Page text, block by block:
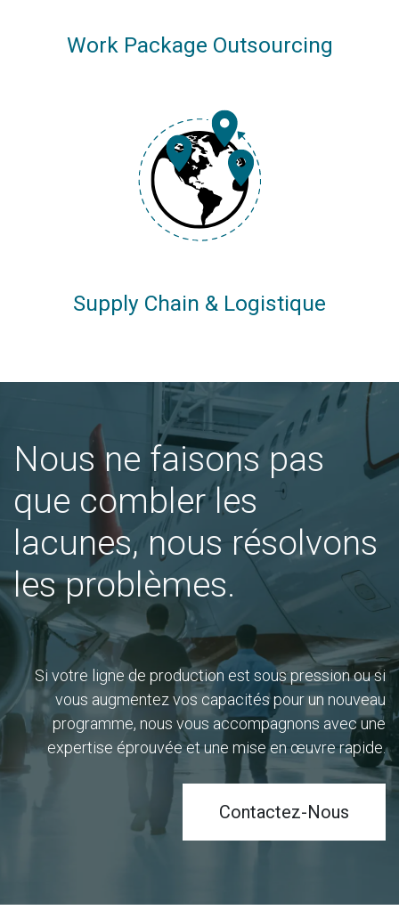
Work Package Outsourcing
Supply Chain & Logistique
Nous ne faisons pas
que combler les
lacunes, nous résolvons
les problèmes.
Si votre ligne de production est sous pression ou si
vous augmentez vos capacités pour un nouveau
programme, nous vous accompagnons avec une
expertise éprouvée et une mise en œuvre rapide.
Contactez-Nous